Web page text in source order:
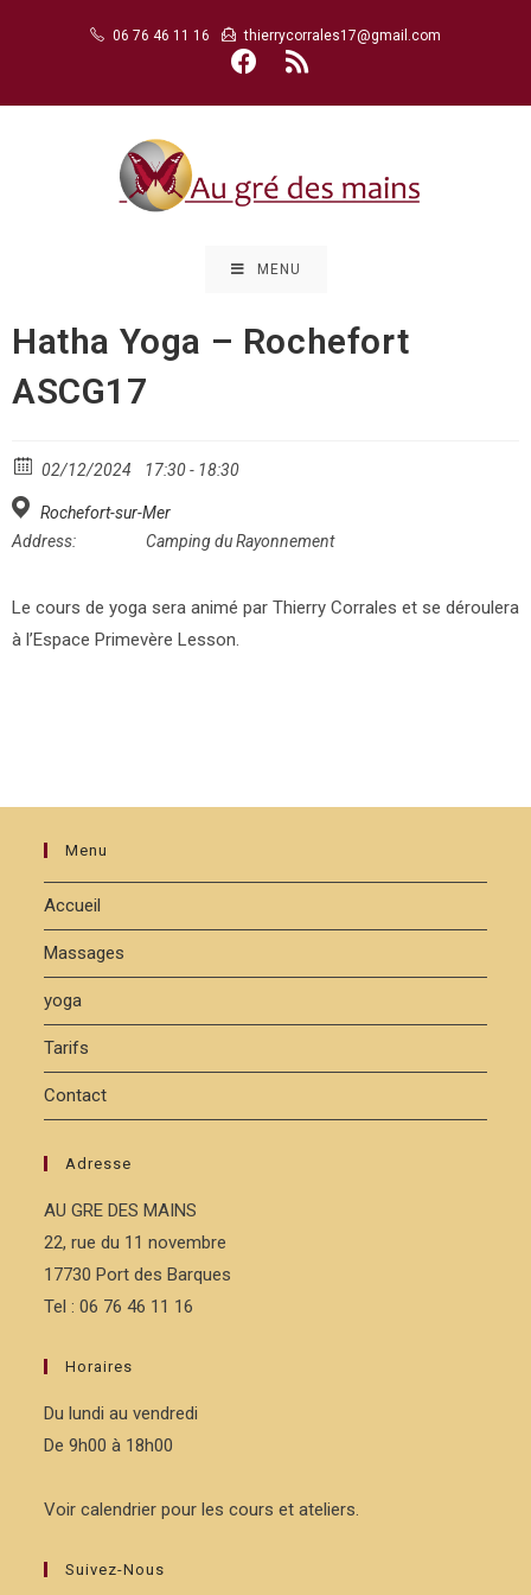
06 76 46 11 16 thierrycorrales17@gmail.com
MENU
Hatha Yoga – Rochefort
ASCG17
02/12/2024 17:30 - 18:30
Rochefort-sur-Mer
Address:
Camping du Rayonnement
Le cours de yoga sera animé par Thierry Corrales et se déroulera
à l’Espace Primevère Lesson.
Menu
Accueil
Massages
yoga
Tarifs
Contact
Adresse
AU GRE DES MAINS
22, rue du 11 novembre
17730 Port des Barques
Tel : 06 76 46 11 16
Horaires
Du lundi au vendredi
De 9h00 à 18h00
Voir calendrier pour les cours et ateliers.
Suivez-Nous